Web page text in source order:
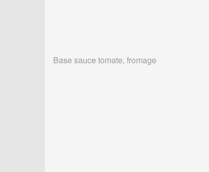
Base sauce tomate, fromage